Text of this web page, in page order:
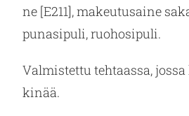
ne [E211], ma­keu­tusai­ne
pu­na­si­pu­li, ruo­ho­si­pu­li.
Val­mis­tet­tu teh­taas­sa,
ki­nää.